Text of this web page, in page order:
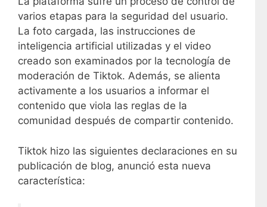
varios etapas para la seguridad del usuario.
La foto cargada, las instrucciones de
inteligencia artificial utilizadas y el video
creado son examinados por la tecnología de
moderación de Tiktok. Además, se alienta
activamente a los usuarios a informar el
contenido que viola las reglas de la
comunidad después de compartir contenido.
Tiktok hizo las siguientes declaraciones en su
publicación de blog, anunció esta nueva
característica: